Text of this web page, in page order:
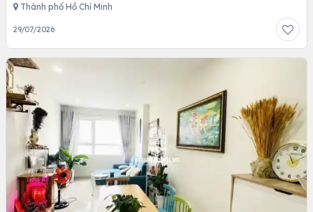
Thành phố Hồ Chí Minh
29/07/2026